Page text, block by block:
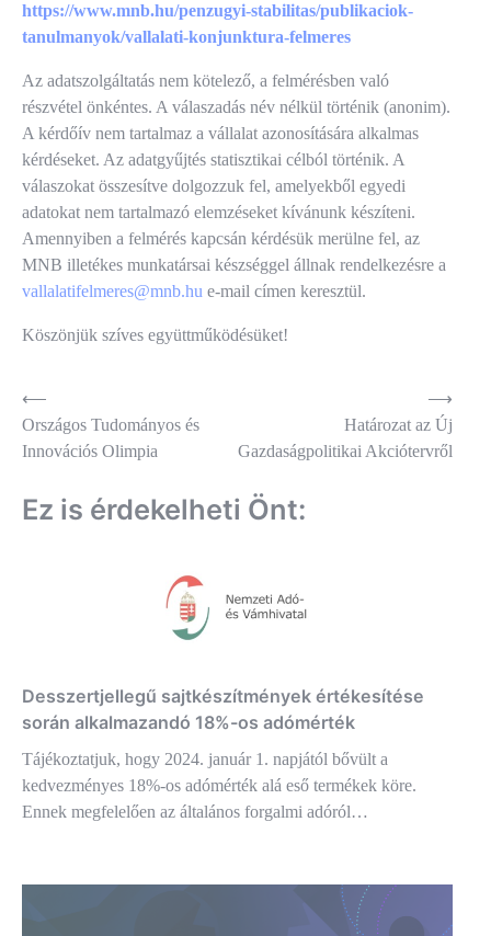
https://www.mnb.hu/penzugyi-stabilitas/publikaciok-
tanulmanyok/vallalati-konjunktura-felmeres
Az adatszolgáltatás nem kötelező, a felmérésben való
részvétel önkéntes. A válaszadás név nélkül történik (anonim).
A kérdőív nem tartalmaz a vállalat azonosítására alkalmas
kérdéseket. Az adatgyűjtés statisztikai célból történik. A
válaszokat összesítve dolgozzuk fel, amelyekből egyedi
adatokat nem tartalmazó elemzéseket kívánunk készíteni.
Amennyiben a felmérés kapcsán kérdésük merülne fel, az
MNB illetékes munkatársai készséggel állnak rendelkezésre a
vallalatifelmeres@mnb.hu e-mail címen keresztül.
Köszönjük szíves együttműködésüket!
Bejegyzés
navigáció
⟵
Országos Tudományos és
Innovációs Olimpia
Határozat az Új
Gazdaságpolitikai Akciótervről
⟶
Ez is érdekelheti Önt:
Desszertjellegű sajtkészítmények értékesítése
során alkalmazandó 18%-os adómérték
Tájékoztatjuk, hogy 2024. január 1. napjától bővült a
kedvezményes 18%-os adómérték alá eső termékek köre.
Ennek megfelelően az általános forgalmi adóról…